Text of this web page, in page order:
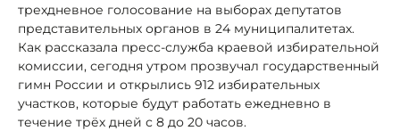
трехдневное голосование на выборах депутатов
представительных органов в 24 муниципалитетах.
Как рассказала пресс-служба краевой избирательной
комиссии, сегодня утром прозвучал государственный
гимн России и открылись 912 избирательных
участков, которые будут работать ежедневно в
течение трёх дней с 8 до 20 часов.